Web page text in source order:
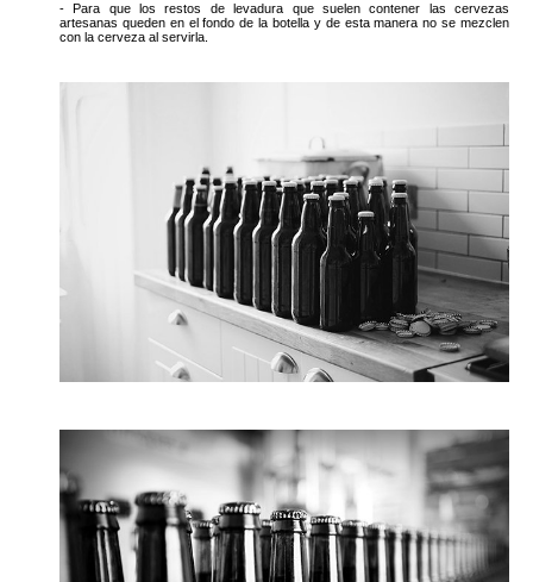
- Para que los restos de levadura que suelen contener las cervezas
artesanas queden en el fondo de la botella y de esta manera no se mezclen
con la cerveza al servirla.